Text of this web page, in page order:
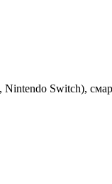
Switch),